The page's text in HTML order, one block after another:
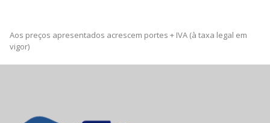
Aos preços apresentados acrescem portes + IVA (à taxa legal em
vigor)